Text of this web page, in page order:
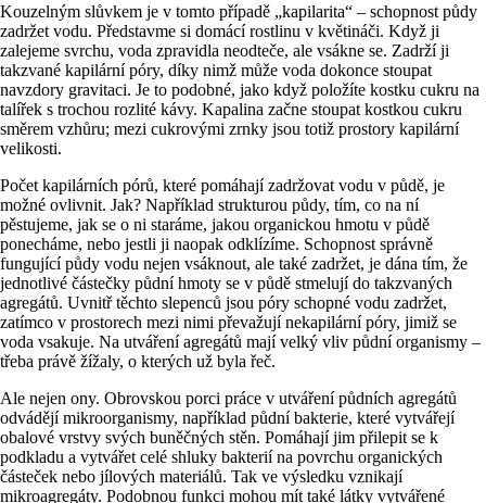
Kouzelným slůvkem je v tomto případě „kapilarita“ – schopnost půdy
zadržet vodu. Představme si domácí rostlinu v květináči. Když ji
zalejeme svrchu, voda zpravidla neodteče, ale vsákne se. Zadrží ji
takzvané kapilární póry, díky nimž může voda dokonce stoupat
navzdory gravitaci. Je to podobné, jako když položíte kostku cukru na
talířek s trochou rozlité kávy. Kapalina začne stoupat kostkou cukru
směrem vzhůru; mezi cukrovými zrnky jsou totiž prostory kapilární
velikosti.
Počet kapilárních pórů, které pomáhají zadržovat vodu v půdě, je
možné ovlivnit. Jak? Například strukturou půdy, tím, co na ní
pěstujeme, jak se o ni staráme, jakou organickou hmotu v půdě
ponecháme, nebo jestli ji naopak odklízíme. Schopnost správně
fungující půdy vodu nejen vsáknout, ale také zadržet, je dána tím, že
jednotlivé částečky půdní hmoty se v půdě stmelují do takzvaných
agregátů. Uvnitř těchto slepenců jsou póry schopné vodu zadržet,
zatímco v prostorech mezi nimi převažují nekapilární póry, jimiž se
voda vsakuje. Na utváření agregátů mají velký vliv půdní organismy –
třeba právě žížaly, o kterých už byla řeč.
Ale nejen ony. Obrovskou porci práce v utváření půdních agregátů
odvádějí mikroorganismy, například půdní bakterie, které vytvářejí
obalové vrstvy svých buněčných stěn. Pomáhají jim přilepit se k
podkladu a vytvářet celé shluky bakterií na povrchu organických
částeček nebo jílových materiálů. Tak ve výsledku vznikají
mikroagregáty. Podobnou funkci mohou mít také látky vytvářené